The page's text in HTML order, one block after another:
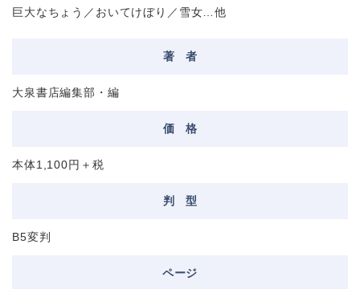
巨大なちょう／おいてけぼり／雪女…他
著 者
大泉書店編集部・編
価 格
本体1,100円＋税
判 型
B5変判
ページ